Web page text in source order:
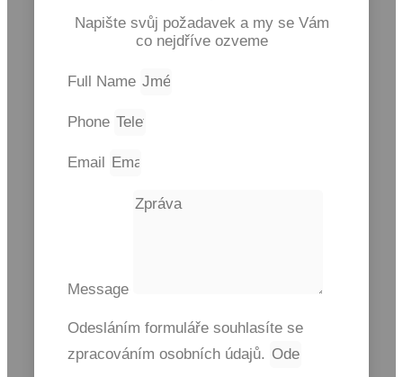
Napište svůj požadavek a my se Vám
co nejdříve ozveme
Full Name
Phone
Email
Message
Odesláním formuláře souhlasíte se
zpracováním osobních údajů.